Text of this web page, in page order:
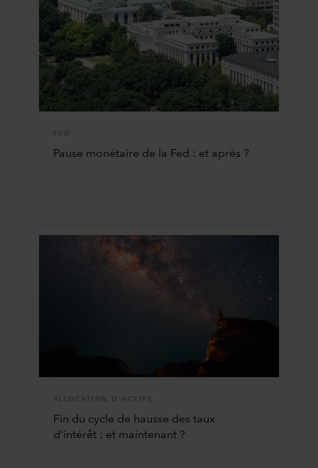
FED
Pause monétaire de la Fed : et après ?
ALLOCATION D’ACTIFS
Fin du cycle de hausse des taux
d’intérêt : et maintenant ?